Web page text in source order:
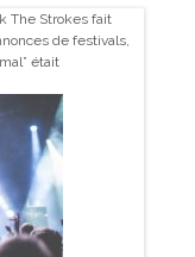
The Strokes fait
de festivals,
était